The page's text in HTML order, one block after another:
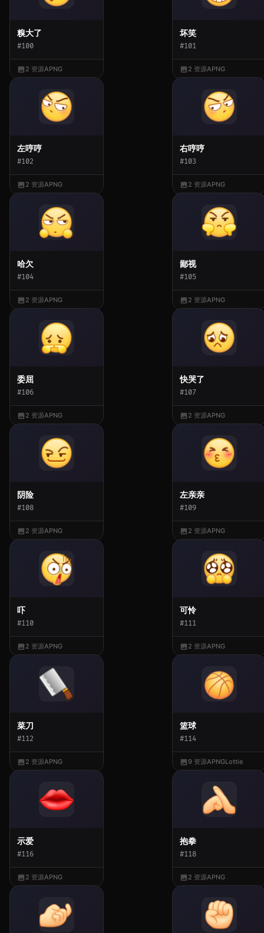
糗大了
#100
2 资源APNG
坏笑
#101
2 资源APNG
左哼哼
#102
2 资源APNG
右哼哼
#103
2 资源APNG
哈欠
#104
2 资源APNG
鄙视
#105
2 资源APNG
委屈
#106
2 资源APNG
快哭了
#107
2 资源APNG
阴险
#108
2 资源APNG
左亲亲
#109
2 资源APNG
吓
#110
2 资源APNG
可怜
#111
2 资源APNG
菜刀
#112
2 资源APNG
篮球
#114
9 资源APNGLottie
示爱
#116
2 资源APNG
抱拳
#118
2 资源APNG